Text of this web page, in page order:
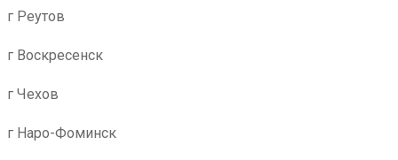
г Реутов
г Воскресенск
г Чехов
г Наро-Фоминск